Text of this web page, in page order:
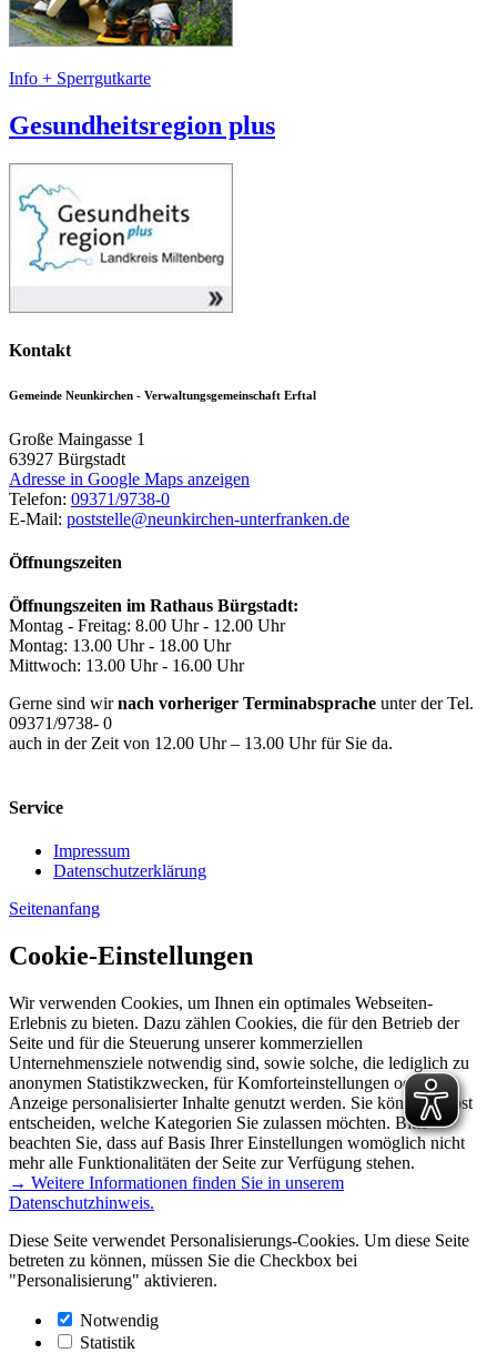
Info + Sperrgutkarte
Gesundheitsregion plus
Kontakt
Gemeinde Neunkirchen - Verwaltungsgemeinschaft Erftal
Große Maingasse 1
63927 Bürgstadt
Adresse in Google Maps anzeigen
Telefon: 09371/9738-0
E-Mail: poststelle@neunkirchen-unterfranken.de
Öffnungszeiten
Öffnungszeiten im Rathaus Bürgstadt:
Montag - Freitag: 8.00 Uhr - 12.00 Uhr
Montag: 13.00 Uhr - 18.00 Uhr
Mittwoch: 13.00 Uhr - 16.00 Uhr
Gerne sind wirnach vorheriger Terminabsprache unter der Tel.
09371/9738- 0
auch in der Zeit von 12.00 Uhr – 13.00 Uhr für Sie da.
Service
Impressum
Datenschutzerklärung
Seitenanfang
Cookie-Einstellungen
Wir verwenden Cookies, um Ihnen ein optimales Webseiten-
Erlebnis zu bieten. Dazu zählen Cookies, die für den Betrieb der
Seite und für die Steuerung unserer kommerziellen
Unternehmensziele notwendig sind, sowie solche, die lediglich zu
anonymen Statistikzwecken, für Komforteinstellungen oder zur
Anzeige personalisierter Inhalte genutzt werden. Sie können selbst
entscheiden, welche Kategorien Sie zulassen möchten. Bitte
beachten Sie, dass auf Basis Ihrer Einstellungen womöglich nicht
mehr alle Funktionalitäten der Seite zur Verfügung stehen.
→ Weitere Informationen finden Sie in unserem
Datenschutzhinweis.
Diese Seite verwendet Personalisierungs-Cookies. Um diese Seite
betreten zu können, müssen Sie die Checkbox bei
"Personalisierung" aktivieren.
Notwendig
Statistik